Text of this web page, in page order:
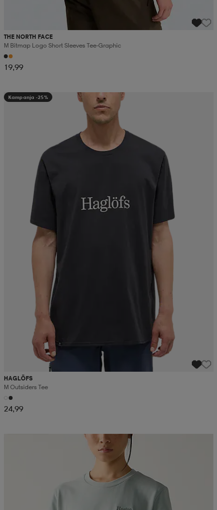
THE NORTH FACE
M Bitmap Logo Short Sleeves Tee-Graphic
19,99
Kampanja -25%
HAGLÖFS
M Outsiders Tee
24,99